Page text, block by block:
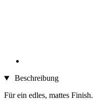
Beschreibung
Für ein edles, mattes Finish.